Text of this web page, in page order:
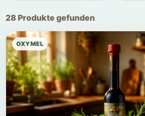
28 Produkte gefunden
OXYMEL